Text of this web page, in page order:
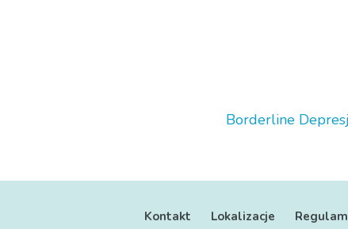
Borderline
Kontakt Lokalizacje